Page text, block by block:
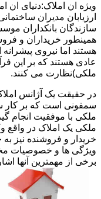
ویژه ان املاک:دنیای ان
ارزیابان مدیران
سازندگان بانکداران
همینطور خریداران و
هستند اما نیروی
عادی هستند که بر این
ملکی)نظارت می کنند.
در حقیقت یک آژانس
سمفونی است که بر کار
ملکی با موفقیت انجام
ملکی یک املاک در واقع
خریدار و فروشنده نیز
ویژگی ها و خصوصیات
برخی از مهمترین آنها